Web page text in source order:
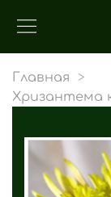
Главная
Хризантема